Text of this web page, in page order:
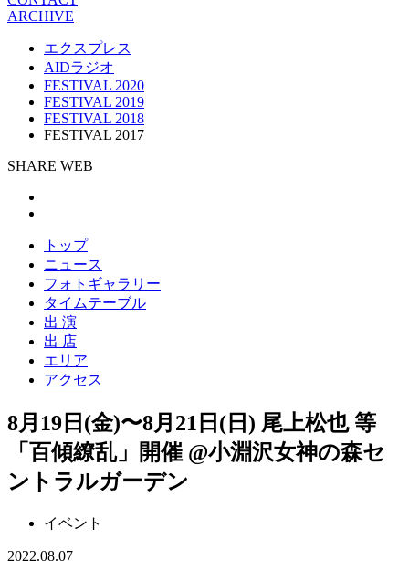
ARCHIVE
エクスプレス
AIDラジオ
FESTIVAL 2020
FESTIVAL 2019
FESTIVAL 2018
FESTIVAL 2017
SHARE WEB
トップ
ニュース
フォトギャラリー
タイムテーブル
出 演
出 店
エリア
アクセス
8月19日(金)〜8月21日(日) 尾上松也 等
「百傾繚乱」開催 @小淵沢女神の森セ
ントラルガーデン
イベント
2022.08.07